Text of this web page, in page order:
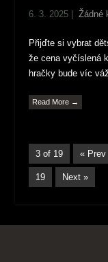
6. 3. 2025 |Žádné
Přijďte si vybrat
že cena vyčíslená
hračky bude víc
Read More →
3 of 19 « Prev
19 Next »